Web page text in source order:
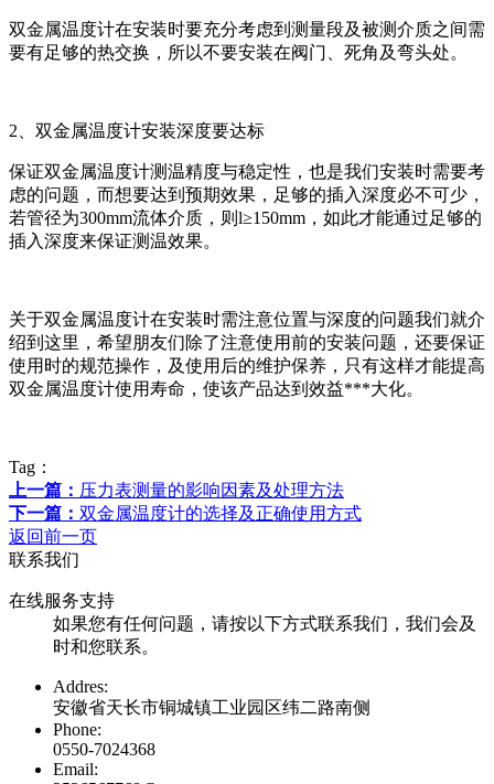
双金属温度计在安装时要充分考虑到测量段及被测介质之间需
要有足够的热交换，所以不要安装在阀门、死角及弯头处。
2、双金属温度计安装深度要达标
保证双金属温度计测温精度与稳定性，也是我们安装时需要考
虑的问题，而想要达到预期效果，足够的插入深度必不可少，
若管径为300mm流体介质，则l≥150mm，如此才能通过足够的
插入深度来保证测温效果。
关于双金属温度计在安装时需注意位置与深度的问题我们就介
绍到这里，希望朋友们除了注意使用前的安装问题，还要保证
使用时的规范操作，及使用后的维护保养，只有这样才能提高
双金属温度计使用寿命，使该产品达到效益***大化。
Tag：
上一篇： 压力表测量的影响因素及处理方法
下一篇： 双金属温度计的选择及正确使用方式
返回前一页
联系我们
在线服务支持
如果您有任何问题，请按以下方式联系我们，我们会及
时和您联系。
Addres:
安徽省天长市铜城镇工业园区纬二路南侧
Phone:
0550-7024368
Email: